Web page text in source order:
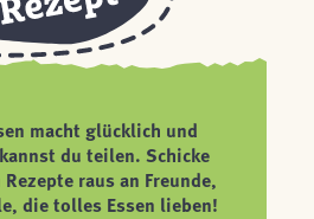
macht glücklich und
du teilen. Schicke
raus an Freunde,
die tolles Essen lieben!